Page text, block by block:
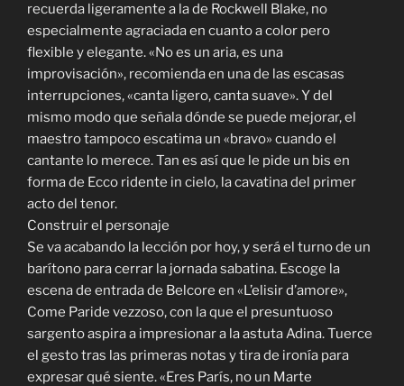
recuerda ligeramente a la de Rockwell Blake, no
especialmente agraciada en cuanto a color pero
flexible y elegante. «No es un aria, es una
improvisación», recomienda en una de las escasas
interrupciones, «canta ligero, canta suave». Y del
mismo modo que señala dónde se puede mejorar, el
maestro tampoco escatima un «bravo» cuando el
cantante lo merece. Tan es así que le pide un bis en
forma de Ecco ridente in cielo, la cavatina del primer
acto del tenor.
Construir el personaje
Se va acabando la lección por hoy, y será el turno de un
barítono para cerrar la jornada sabatina. Escoge la
escena de entrada de Belcore en «L’elisir d’amore»,
Come Paride vezzoso, con la que el presuntuoso
sargento aspira a impresionar a la astuta Adina. Tuerce
el gesto tras las primeras notas y tira de ironía para
expresar qué siente. «Eres París, no un Marte